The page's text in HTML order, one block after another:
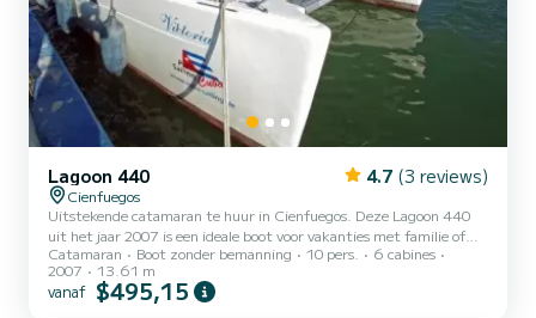
Lagoon 440 4.7 (3 reviews)
Cienfuegos
Uitstekende catamaran te huur in Cienfuegos. Deze Lagoon 440
uit het jaar 2007 is een ideale boot voor vakanties met familie of
vrienden. De boot heeft 6 hutten met alle comfort en een
capaciteit van 10 personen. Met een totale lengte van 14 meter is
dit uw beste bondgenoot voor een buitengewone vakantie op het
Catamaran Boot zonder bemanning 10 pers.
6 cabines
2007
13.61 m
vanaf $495,15